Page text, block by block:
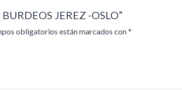
JEREZ -OSLO”
obligatorios están marcados con*